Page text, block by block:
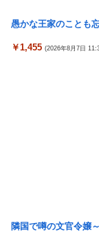
決定 鎌田大地と
島倉りか様、モッ
「金がないと結婚
【懐古】5号機の
【朗報】「eF機動
念、このホール打
況らしいのでチャ
Google、Gemini
ー」に陥る
海外「全部日本の
最新SNSの数十年
【悲報】 観光客「
「中国人ってこん
【悲報】ロシア、
海外「日本の住宅
さすがHENTAIの
【動画】ロシア軍
韓国人「熊本地震
当に作る感じがし
愚かな王家のことも
￥1,455 (2026年8月7日
隣国で噂の文官令嬢